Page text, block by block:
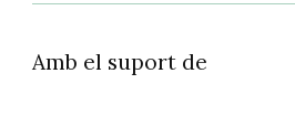
Amb el suport de